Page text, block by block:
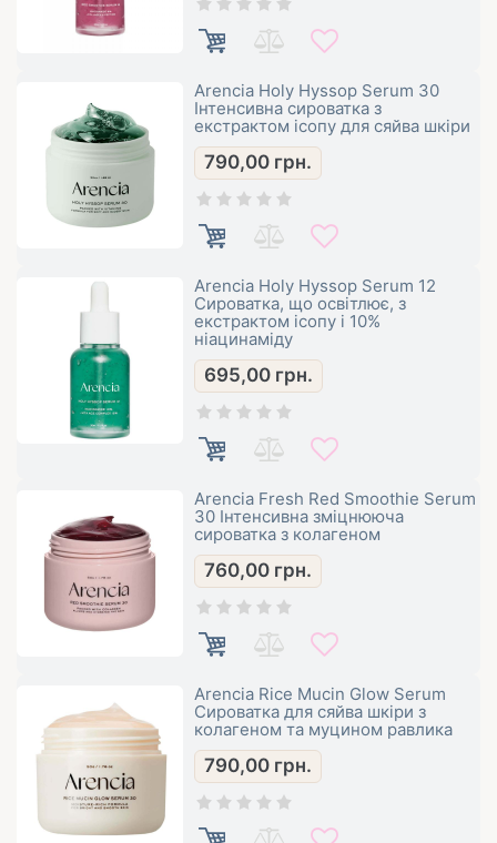
Arencia Holy Hyssop Serum 30
Інтенсивна сироватка з
екстрактом ісопу для сяйва шкіри
790,00 грн.
Arencia Holy Hyssop Serum 12
Сироватка, що освітлює, з
екстрактом ісопу і 10%
ніацинаміду
695,00 грн.
Arencia Fresh Red Smoothie Serum
30 Інтенсивна зміцнююча
сироватка з колагеном
760,00 грн.
Arencia Rice Mucin Glow Serum
Сироватка для сяйва шкіри з
колагеном та муцином равлика
790,00 грн.